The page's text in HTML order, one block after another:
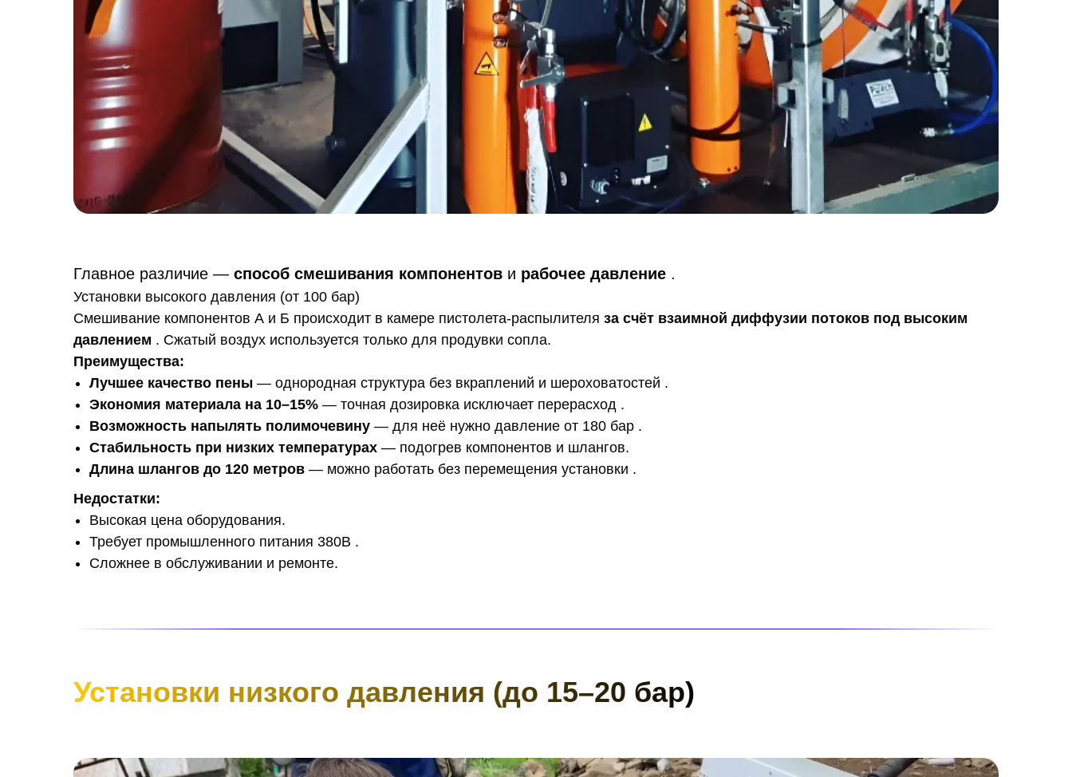
Главное различие — способ смешивания компонентов и рабочее давление .
Установки высокого давления (от 100 бар)
Смешивание компонентов А и Б происходит в камере пистолета-распылителя за счёт взаимной диффузии потоков под высоким
давлением . Сжатый воздух используется только для продувки сопла.
Преимущества:
Лучшее качество пены — однородная структура без вкраплений и шероховатостей .
Экономия материала на 10–15% — точная дозировка исключает перерасход .
Возможность напылять полимочевину — для неё нужно давление от 180 бар .
Стабильность при низких температурах — подогрев компонентов и шлангов.
Длина шлангов до 120 метров — можно работать без перемещения установки .
Недостатки:
Высокая цена оборудования.
Требует промышленного питания 380В .
Сложнее в обслуживании и ремонте.
Установки низкого давления (до 15–20 бар)